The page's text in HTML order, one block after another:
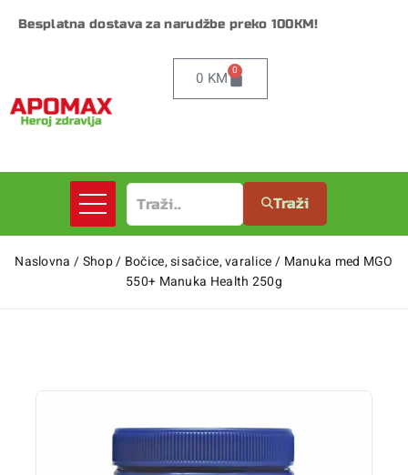
Besplatna dostava za narudžbe preko 100KM!
0 KM 0
Traži
Naslovna /Shop/ Bočice, sisačice, varalice/ Manuka med MGO
550+ Manuka Health 250g